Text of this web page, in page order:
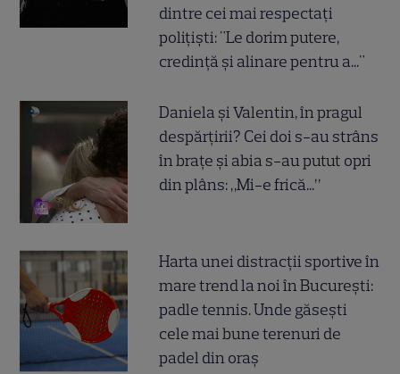
dintre cei mai respectați
polițiști: "Le dorim putere,
credință și alinare pentru a..."
Daniela și Valentin, în pragul
despărțirii? Cei doi s-au strâns
în brațe și abia s-au putut opri
din plâns: „Mi-e frică...”
Harta unei distracții sportive în
mare trend la noi în București:
padle tennis. Unde găsești
cele mai bune terenuri de
padel din oraș